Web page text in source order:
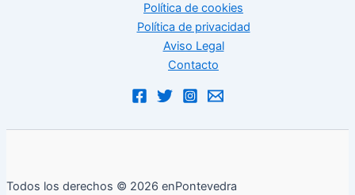
Política de cookies
Política de privacidad
Aviso Legal
Contacto
Todos los derechos © 2026 enPontevedra